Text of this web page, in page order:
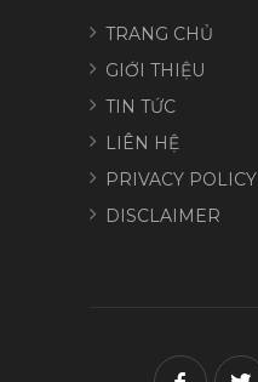
TRANG CHỦ
GIỚI THIỆU
TIN TỨC
LIÊN HỆ
PRIVACY POLICY
DISCLAIMER